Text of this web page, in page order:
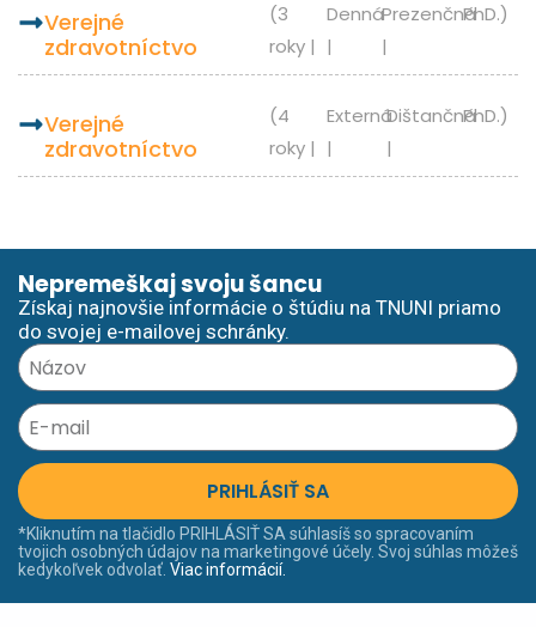
verejné
zdravotníctvo
(3
roky |
Denná
|
Prezenčná
|
PhD.)
verejné
zdravotníctvo
(4
roky |
Externá
|
Dištančná
|
PhD.)
Nepremeškaj svoju šancu
Získaj najnovšie informácie o štúdiu na TNUNI priamo
do svojej e-mailovej schránky.
PRIHLÁSIŤ SA
*Kliknutím na tlačidlo PRIHLÁSIŤ SA súhlasíš so spracovaním
tvojich osobných údajov na marketingové účely. Svoj súhlas môžeš
kedykoľvek odvolať. Viac informácií.